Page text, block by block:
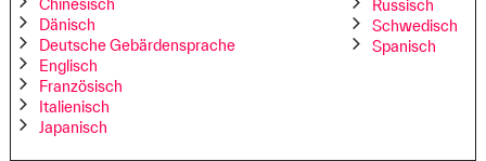
Chinesisch
Dänisch
Deutsche Gebärdensprache
Englisch
Französisch
Italienisch
Japanisch
Russisch
Schwedisch
Spanisch